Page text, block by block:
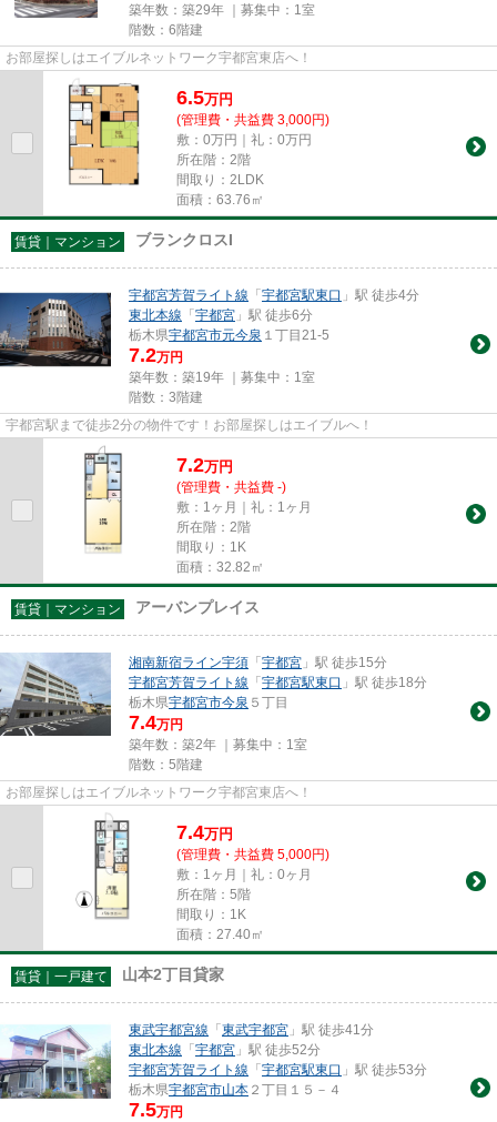
築年数：築29年 ｜募集中： 1室
階数：6階建
お部屋探しはエイブルネットワーク宇都宮東店へ！
6.5万円
(管理費・共益費 3,000円)
敷：0万円｜礼：0万円
所在階：2階
間取り：2LDK
面積：63.76㎡
賃貸｜マンション ブランクロスI
宇都宮芳賀ライト線 「宇都宮駅東口 」駅 徒歩4分
東北本線 「宇都宮 」駅 徒歩6分
栃木県宇都宮市元今泉 １丁目21-5
7.2万円
築年数：築19年 ｜募集中： 1室
階数：3階建
宇都宮駅まで徒歩2分の物件です！お部屋探しはエイブルへ！
7.2万円
(管理費・共益費 -)
敷：1ヶ月｜礼：1ヶ月
所在階：2階
間取り：1K
面積：32.82㎡
賃貸｜マンション アーバンプレイス
湘南新宿ライン宇須 「宇都宮 」駅 徒歩15分
宇都宮芳賀ライト線 「宇都宮駅東口 」駅 徒歩18分
栃木県宇都宮市今泉 ５丁目
7.4万円
築年数：築2年 ｜募集中： 1室
階数：5階建
お部屋探しはエイブルネットワーク宇都宮東店へ！
7.4万円
(管理費・共益費 5,000円)
敷：1ヶ月｜礼：0ヶ月
所在階：5階
間取り：1K
面積：27.40㎡
賃貸｜一戸建て 山本2丁目貸家
東武宇都宮線 「東武宇都宮 」駅 徒歩41分
東北本線 「宇都宮 」駅 徒歩52分
宇都宮芳賀ライト線 「宇都宮駅東口 」駅 徒歩53分
栃木県宇都宮市山本 ２丁目１５－４
7.5万円